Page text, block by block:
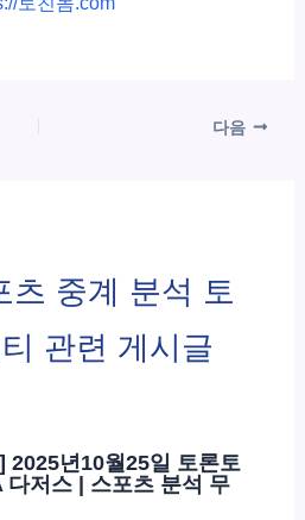
다음
츠 중계 분석 토
관련 게시글
2025년10월25일 토론토
저스 | 스포츠 분석 무